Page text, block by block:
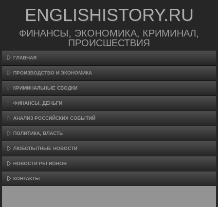
ENGLISHISTORY.RU
ФИНАНСЫ, ЭКОНОМИКА, КРИМИНАЛ,
ПРОИСШЕСТВИЯ
ГЛАВНАЯ
ПРОИЗВΟДСТВО И ЭКОНОМИКА
КРИМИНАЛЬНЫЕ СВОДКИ
ФИНАНСЫ, ДЕНЬГИ
АНАЛИЗ РОССИЙСКИХ СОБЫТИЙ
ПОЛИТИКА, ВЛАСТЬ
ЛЮБОПЫТНЫЕ НОВОСТИ
НОВОСТИ РЕГИОНОВ
КОНТАКТЫ